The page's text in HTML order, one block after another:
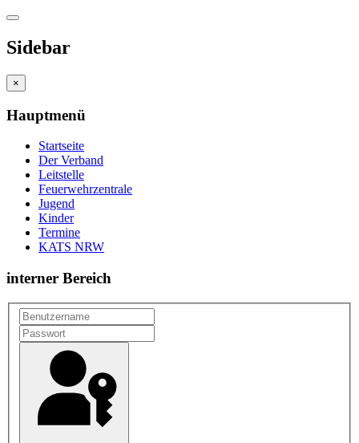
Sidebar
×
Hauptmenü
Startseite
Der Verband
Leitstelle
Feuerwehrzentrale
Jugend
Kinder
Termine
KATS NRW
interner Bereich